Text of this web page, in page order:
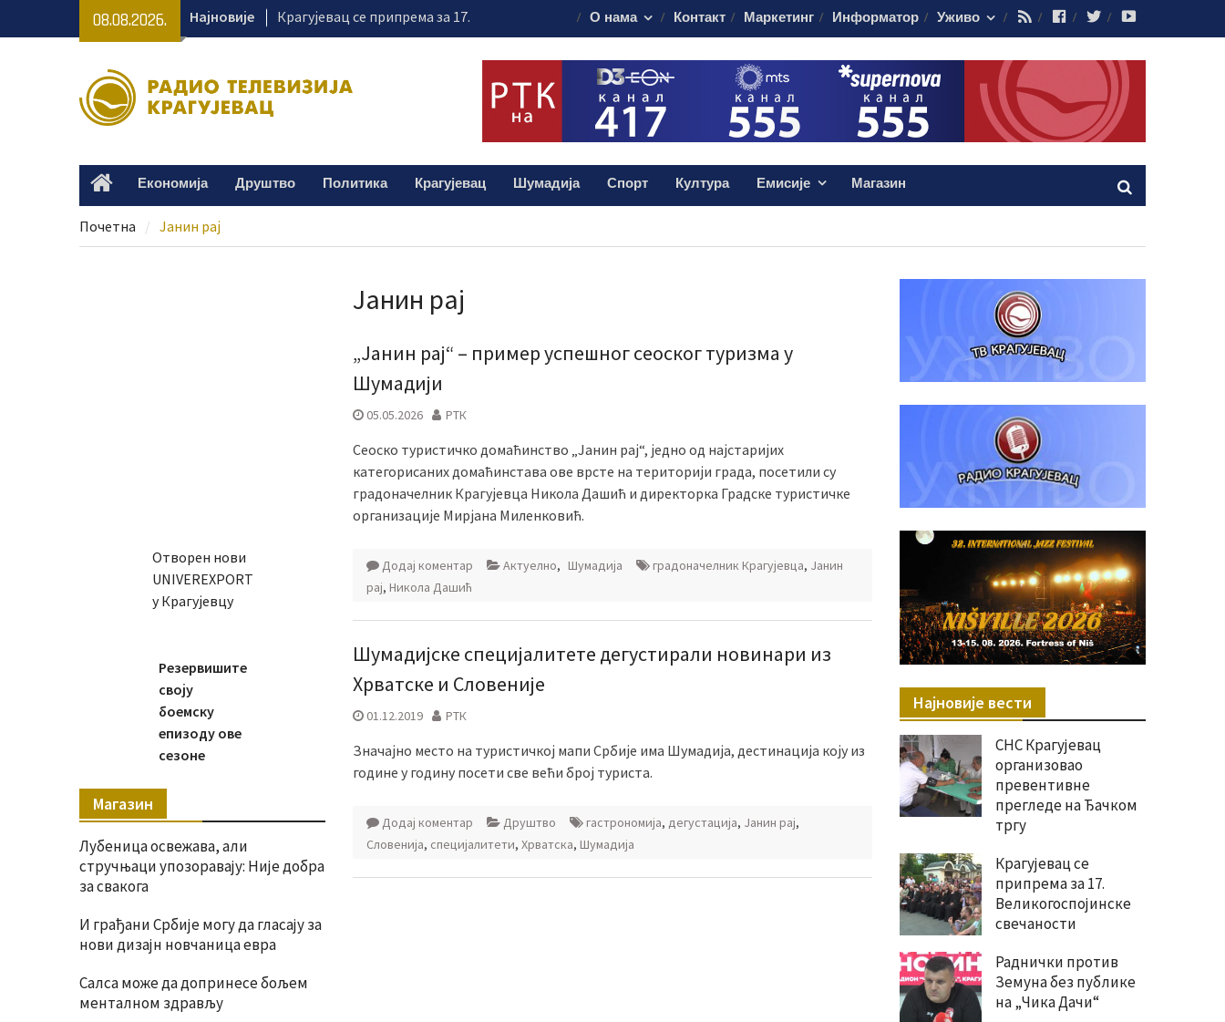
08.08.2026. Најновије
Крагујевац се припрема за 17.
Великогоспојинске свечаности
Раднички против Земуна без публике
на „Чика Дачи“
Безбедност на купалиштима почиње
превентивне прегледе на Ђачком
тргу
О нама Контакт Маркетинг Информатор Уживо RSS FacebookTwitter
HomeЕкономија Друштво Политика Крагујевац Шумадија Спорт Култура Емисије Магазин
Почетна Јанин рај
Јанин рај
„Јанин рај“ – пример успешног сеоског туризма у
Шумадији
05.05.2026 РТК
Сеоско туристичко домаћинство „Јанин рај“, једно од најстаријих
категорисаних домаћинстава ове врсте на територији града, посетили су
градоначелник Крагујевца Никола Дашић и директорка Градске туристичке
организације Мирјана Миленковић.
Додај коментар Актуелно, Шумадија градоначелник Крагујевца, Јанин
рај, Никола Дашић
Шумадијске специјалитете дегустирали новинари из
Хрватске и Словеније
01.12.2019 РТК
Значајно место на туристичкој мапи Србије има Шумадија, дестинација коју из
године у годину посети све већи број туриста.
Додај коментар Друштво гастрономија, дегустација, Јанин рај,
Словенија, специјалитети, Хрватска, Шумадија
Најновије вести
СНС Крагујевац
организовао
превентивне
прегледе на Ђачком
тргу
Крагујевац се
припрема за 17.
Великогоспојинске
свечаности
Раднички против
Земуна без публике
на „Чика Дачи“
Отворен нови
UNIVEREXPORT
у Крагујевцу
Резервишите
своју
боемску
епизоду ове
сезоне
Магазин
Лубеница освежава, али
стручњаци упозоравају: Није добра
за свакога
И грађани Србије могу да гласају за
нови дизајн новчаница евра
Салса може да допринесе бољем
менталном здрављу